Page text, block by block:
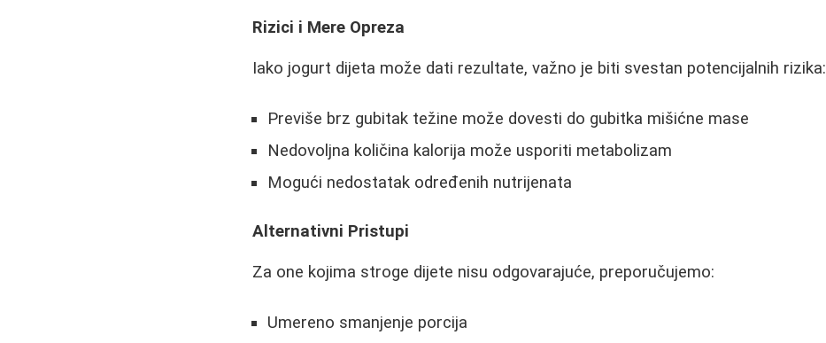
Rizici i Mere Opreza
Iako jogurt dijeta može dati rezultate, važno je biti svestan potencijalnih rizika:
Previše brz gubitak težine može dovesti do gubitka mišićne mase
Nedovoljna količina kalorija može usporiti metabolizam
Mogući nedostatak određenih nutrijenata
Alternativni Pristupi
Za one kojima stroge dijete nisu odgovarajuće, preporučujemo:
Umereno smanjenje porcija